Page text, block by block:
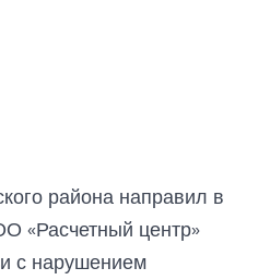
района направил в
«Расчетный центр»
с нарушением